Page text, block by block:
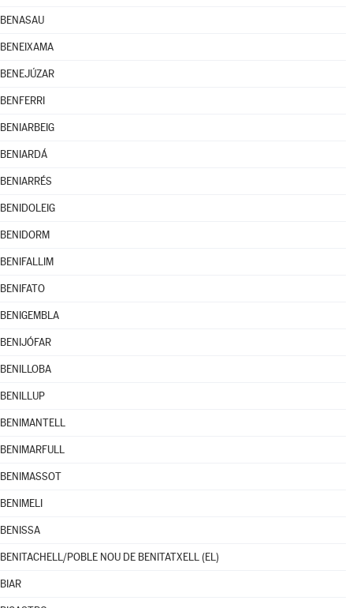
BENASAU
BENEIXAMA
BENEJÚZAR
BENFERRI
BENIARBEIG
BENIARDÁ
BENIARRÉS
BENIDOLEIG
BENIDORM
BENIFALLIM
BENIFATO
BENIGEMBLA
BENIJÓFAR
BENILLOBA
BENILLUP
BENIMANTELL
BENIMARFULL
BENIMASSOT
BENIMELI
BENISSA
BENITACHELL/POBLE NOU DE BENITATXELL (EL)
BIAR